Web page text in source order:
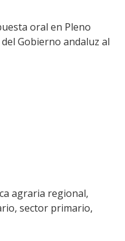
oral en Pleno
Gobierno andaluz al
agraria regional,
sector primario,